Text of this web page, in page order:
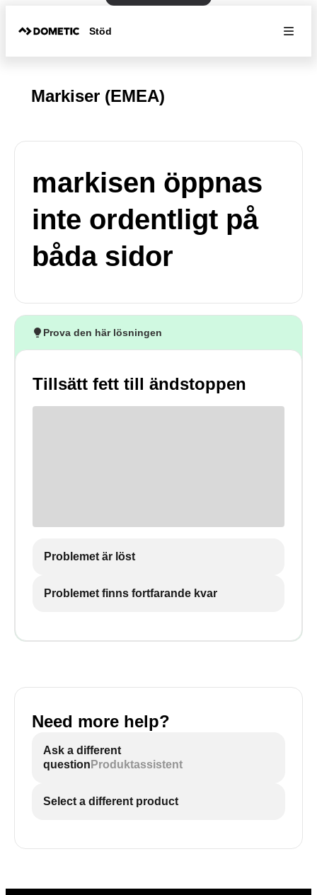
Stöd
Markiser (EMEA)
markisen öppnas
inte ordentligt på
båda sidor
Prova den här lösningen
Tillsätt fett till ändstoppen
Problemet är löst
Problemet finns fortfarande kvar
Need more help?
Ask a different
question Produktassistent
Select a different product